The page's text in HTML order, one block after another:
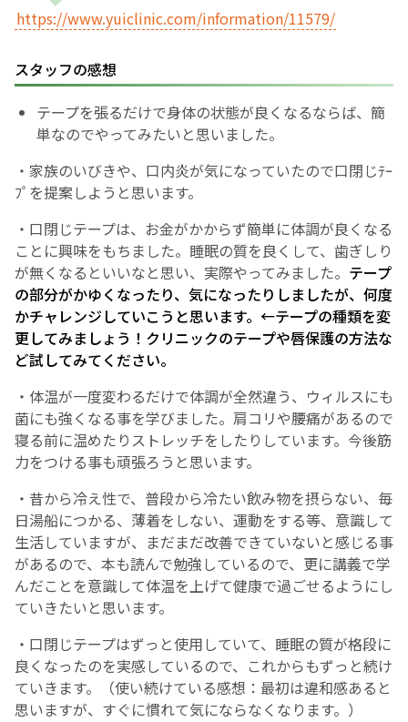
https://www.yuiclinic.com/information/11579/
スタッフの感想
テープを張るだけで身体の状態が良くなるならば、簡
単なのでやってみたいと思いました。
・家族のいびきや、口内炎が気になっていたので口閉じﾃｰ
ﾌﾟを提案しようと思います。
・口閉じテープは、お金がかからず簡単に体調が良くなる
ことに興味をもちました。睡眠の質を良くして、歯ぎしり
が無くなるといいなと思い、実際やってみました。 テープ
の部分がかゆくなったり、気になったりしましたが、何度
かチャレンジしていこうと思います。←テープの種類を変
更してみましょう！クリニックのテープや唇保護の方法な
ど試してみてください。
・体温が一度変わるだけで体調が全然違う、ウィルスにも
菌にも強くなる事を学びました。肩コリや腰痛があるので
寝る前に温めたりストレッチをしたりしています。今後筋
力をつける事も頑張ろうと思います。
・昔から冷え性で、普段から冷たい飲み物を摂らない、毎
日湯船につかる、薄着をしない、運動をする等、意識して
生活していますが、まだまだ改善できていないと感じる事
があるので、本も読んで勉強しているので、更に講義で学
んだことを意識して体温を上げて健康で過ごせるようにし
ていきたいと思います。
・口閉じテープはずっと使用していて、睡眠の質が格段に
良くなったのを実感しているので、これからもずっと続け
ていきます。（使い続けている感想：最初は違和感あると
思いますが、すぐに慣れて気にならなくなります。）
予防接種
‘さんルーム’ でさまざまな講座・クラス
遠方にお住まいで当院での出産を希望される方へ
医師プロフィール
English Page